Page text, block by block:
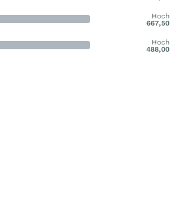
Hoch
667,50
Hoch
488,00